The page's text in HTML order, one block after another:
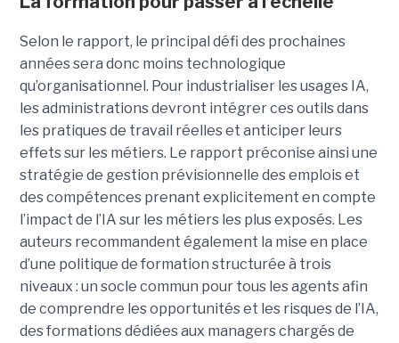
Selon le rapport, le principal défi des prochaines
années sera donc moins technologique
qu’organisationnel. Pour industrialiser les usages IA,
les administrations devront intégrer ces outils dans
les pratiques de travail réelles et anticiper leurs
effets sur les métiers. Le rapport préconise ainsi une
stratégie de gestion prévisionnelle des emplois et
des compétences prenant explicitement en compte
l’impact de l’IA sur les métiers les plus exposés. Les
auteurs recommandent également la mise en place
d’une politique de formation structurée à trois
niveaux : un socle commun pour tous les agents afin
de comprendre les opportunités et les risques de l’IA,
des formations dédiées aux managers chargés de